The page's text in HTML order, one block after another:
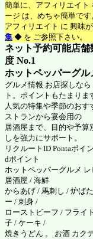
簡単に、アフィリエイト
ージ は、めちゃ簡単です
アフィリエイト に 興味
集 ◆ を ご参照下さい。
ネット予約可能店
度 No.1
ホットペッパーグル
グルメ情報 お店探しな
ト。ポイントもたまりま
人気の特集や季節のお
ストランから宴会用の
居酒屋まで、目的や予
しを強力にサポート。
リクルートID Pontaポイ
dポイント
ホットペッパーグルメ
居酒屋 / 海鮮
からあげ / 馬刺し / 炉ば
ー / 刺身 /
ローストビーフ / フライ
子 / ケーキ /
焼きうどん 。 お酒 カク